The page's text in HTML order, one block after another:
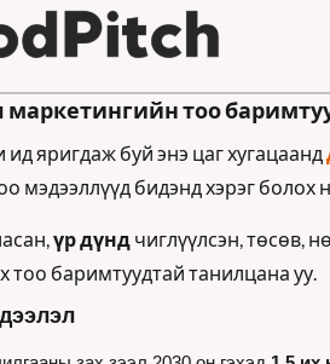
тоо
яригдаж буй энэ цаг хугацаанд
мэдээллүүд бидэнд хэрэг болох
үр дүнд чиглүүлсэн, төсөв,
тоо баримтуудтай танилцана уу.